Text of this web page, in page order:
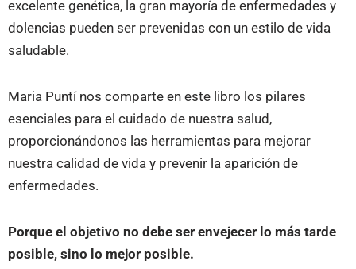
excelente genética, la gran mayoría de enfermedades y
dolencias pueden ser prevenidas con un estilo de vida
saludable.
Maria Puntí nos comparte en este libro los pilares
esenciales para el cuidado de nuestra salud,
proporcionándonos las herramientas para mejorar
nuestra calidad de vida y prevenir la aparición de
enfermedades.
Porque el objetivo no debe ser envejecer lo más tarde
posible, sino lo mejor posible.